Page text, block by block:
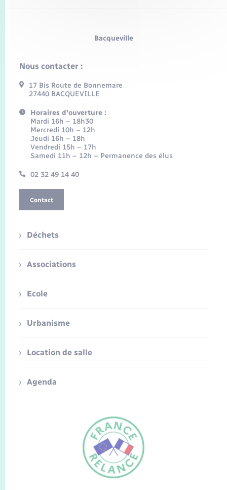
FR
Bacqueville
Nous contacter :
17 Bis Route de Bonnemare
27440 BACQUEVILLE
Horaires d'ouverture :
Mardi 16h – 18h30
Mercredi 10h – 12h
Jeudi 16h – 18h
Vendredi 15h – 17h
Samedi 11h – 12h – Permanence des élus
02 32 49 14 40
Contact
Déchets
Associations
Ecole
Urbanisme
Location de salle
Agenda